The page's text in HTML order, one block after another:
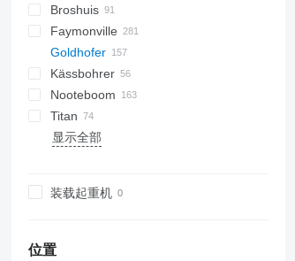
S44315CHC
PS
SFCL
S-series
KIS
NN
Broshuis
2 series
3 series
4 series
5 series
6 series
E series
BPDO
SG
P-series
19
37
Faymonville
MAX
Multi
SPZ
STBZ
STN
DTS
SDS
SZS
Oplegger
Goldhofer
SPZ
SPZ DL
STN
STN L
STPA
STPA 3
STZ
STZ VL
TU 4
NTG
STTM3N
SDS-H
99981
TO
S-series
D-series
S-series
GTS
SD
Kässbohrer
LB
SLA
O-3
MAX100
MAC
MPG
MTS
T-series
Nooteboom
EURO
MCO
OVB
SXD
NPL
C70
Kaiser
EuroCompact
STB
S-series
TCH
4.SOU
Titan
GL
SP
SZ
S 327
NJ
OZ
显示全部
装载起重机
位置